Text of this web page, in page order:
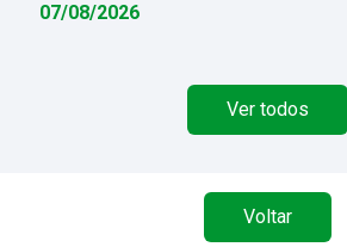
07/08/2026
Ver todos
Voltar